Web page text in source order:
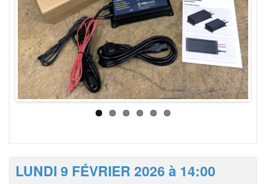
LUNDI 9 FÉVRIER 2026 à 14:00